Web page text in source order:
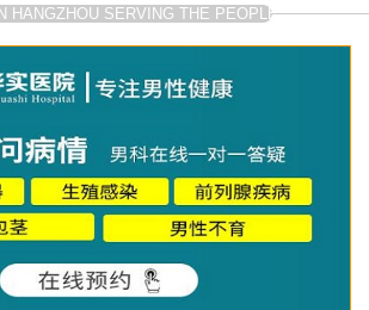
HANGZHOU SERVING THE PEOPLE